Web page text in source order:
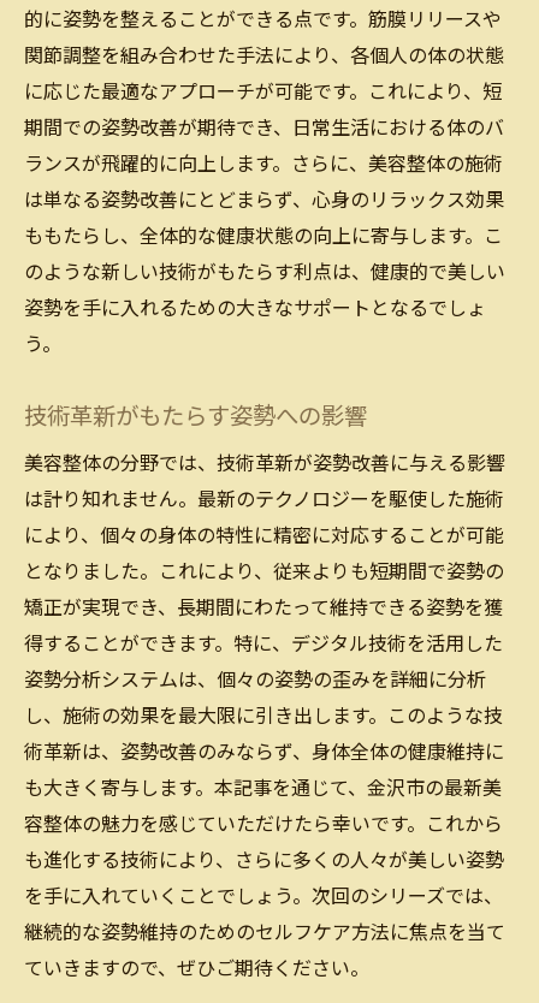
的に姿勢を整えることができる点です。筋膜リリースや
関節調整を組み合わせた手法により、各個人の体の状態
に応じた最適なアプローチが可能です。これにより、短
期間での姿勢改善が期待でき、日常生活における体のバ
ランスが飛躍的に向上します。さらに、美容整体の施術
は単なる姿勢改善にとどまらず、心身のリラックス効果
ももたらし、全体的な健康状態の向上に寄与します。こ
のような新しい技術がもたらす利点は、健康的で美しい
姿勢を手に入れるための大きなサポートとなるでしょ
う。
技術革新がもたらす姿勢への影響
美容整体の分野では、技術革新が姿勢改善に与える影響
は計り知れません。最新のテクノロジーを駆使した施術
により、個々の身体の特性に精密に対応することが可能
となりました。これにより、従来よりも短期間で姿勢の
矯正が実現でき、長期間にわたって維持できる姿勢を獲
得することができます。特に、デジタル技術を活用した
姿勢分析システムは、個々の姿勢の歪みを詳細に分析
し、施術の効果を最大限に引き出します。このような技
術革新は、姿勢改善のみならず、身体全体の健康維持に
も大きく寄与します。本記事を通じて、金沢市の最新美
容整体の魅力を感じていただけたら幸いです。これから
も進化する技術により、さらに多くの人々が美しい姿勢
を手に入れていくことでしょう。次回のシリーズでは、
継続的な姿勢維持のためのセルフケア方法に焦点を当て
ていきますので、ぜひご期待ください。